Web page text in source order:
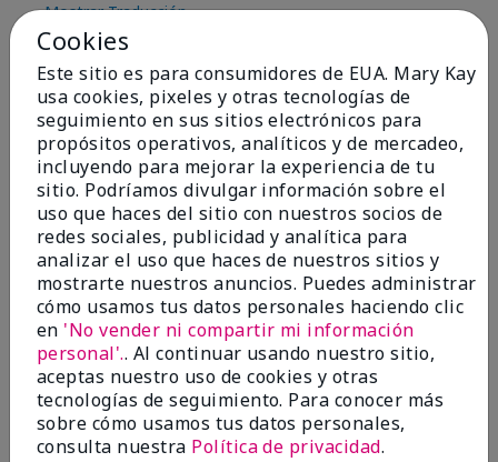
Mostrar Traducción
Conclusión
¿Le ha resultado útil esta
opinión?
4 0
Marcar esta opinión
5
Silkening Shea Lotion
Enviado Hace 1 año
por Marena
deGreenwood
Comprador verificado
Cookies
Este sitio es para consumidores de EUA. Mary Kay
usa cookies, pixeles y otras tecnologías de
seguimiento en sus sitios electrónicos para
propósitos operativos, analíticos y de mercadeo,
incluyendo para mejorar la experiencia de tu
sitio. Podríamos divulgar información sobre el
uso que haces del sitio con nuestros socios de
redes sociales, publicidad y analítica para
analizar el uso que haces de nuestros sitios y
mostrarte nuestros anuncios. Puedes administrar
cómo usamos tus datos personales haciendo clic
en 'No vender ni compartir mi información
personal'.. Al continuar usando nuestro sitio,
aceptas nuestro uso de cookies y otras
tecnologías de seguimiento. Para conocer más
sobre cómo usamos tus datos personales,
consulta nuestra Política de privacidad.